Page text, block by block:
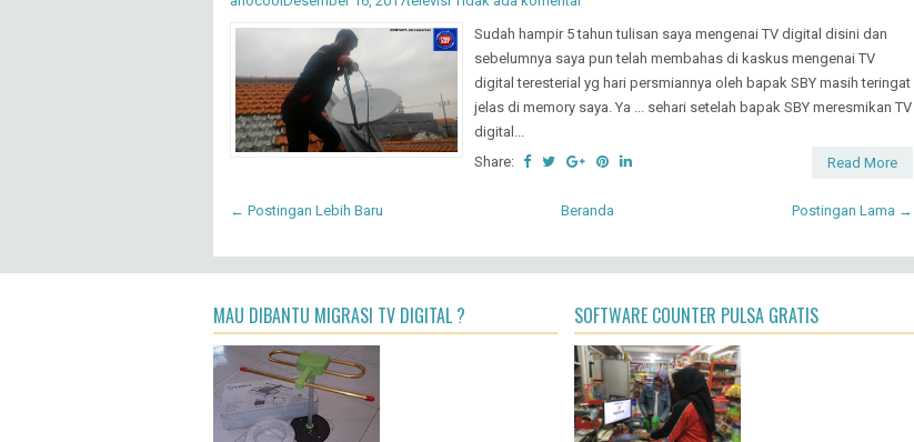
Ramai Pasang Parabola Ninmedia - Kemana Program Digitalisasi TV Teresterial ?
Desember 16, 2017 televisi Tidak ada komentar
Sudah hampir 5 tahun tulisan saya mengenai TV digital disini dan
sebelumnya saya pun telah membahas di kaskus mengenai TV
digital teresterial yg hari persmiannya oleh bapak SBY masih teringat
jelas di memory saya. Ya ... sehari setelah bapak SBY meresmikan TV
Read More
← Postingan Lebih Baru Postingan Lama →
Beranda
MAU DIBANTU MIGRASI TV DIGITAL ? SOFTWARE COUNTER PULSA GRATIS